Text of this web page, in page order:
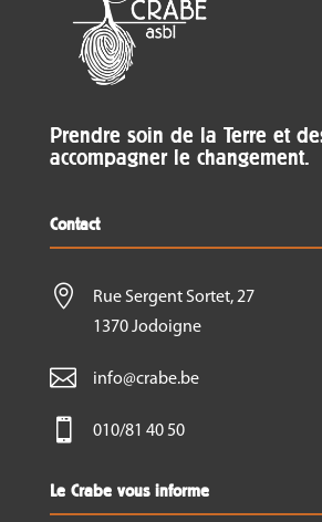
Prendre soin de la Terre et
accompagner le changement.
Contact

Rue Sergent Sortet, 27
1370 Jodoigne
 info@crabe.be
 010/81 40 50
Le Crabe vous informe